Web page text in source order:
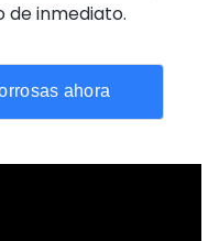
de inmediato.
ahora